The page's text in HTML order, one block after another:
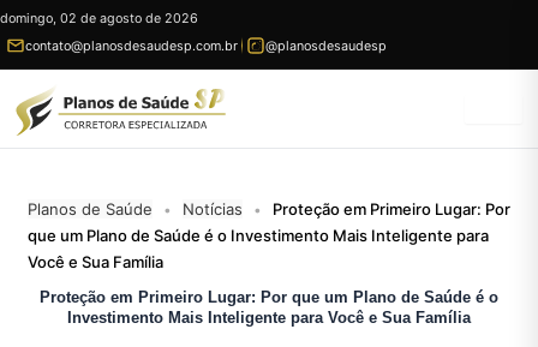
Ir
para
domingo, 02 de agosto de 2026
contato@planosdesaudesp.com.br
@planosdesaudesp
Planos de Saúde • Notícias •
Proteção em Primeiro Lugar: Por
que um Plano de Saúde é o Investimento Mais Inteligente para
Você e Sua Família
Proteção em Primeiro Lugar: Por que um Plano de Saúde é o
Investimento Mais Inteligente para Você e Sua Família